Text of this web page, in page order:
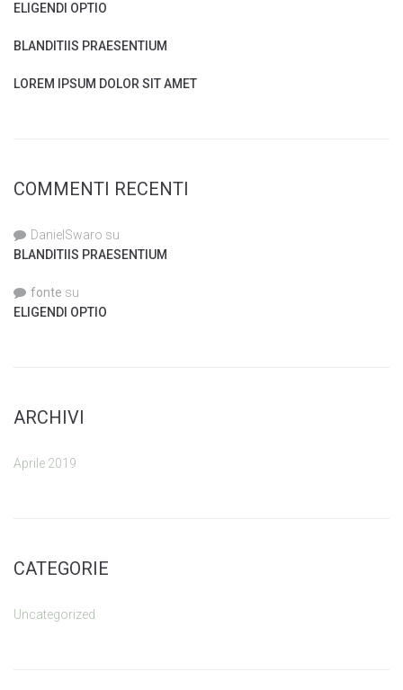
ELIGENDI OPTIO
BLANDITIIS PRAESENTIUM
LOREM IPSUM DOLOR SIT AMET
COMMENTI RECENTI
DanielSwaro su
BLANDITIIS PRAESENTIUM
fonte su
ELIGENDI OPTIO
ARCHIVI
Aprile 2019
CATEGORIE
Uncategorized